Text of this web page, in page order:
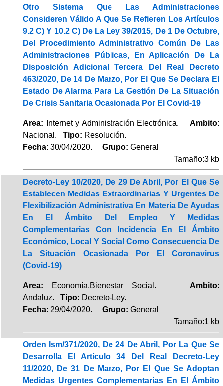
Otro Sistema Que Las Administraciones
Consideren Válido A Que Se Refieren Los Artículos
9.2 C) Y 10.2 C) De La Ley 39/2015, De 1 De Octubre,
Del Procedimiento Administrativo Común De Las
Administraciones Públicas, En Aplicación De La
Disposición Adicional Tercera Del Real Decreto
463/2020, De 14 De Marzo, Por El Que Se Declara El
Estado De Alarma Para La Gestión De La Situación
De Crisis Sanitaria Ocasionada Por El Covid-19
Area: Internet y Administración Electrónica. Ambito:
Nacional. Tipo: Resolución.
Fecha: 30/04/2020. Grupo: General
Tamaño:3 kb
Decreto-Ley 10/2020, De 29 De Abril, Por El Que Se
Establecen Medidas Extraordinarias Y Urgentes De
Flexibilización Administrativa En Materia De Ayudas
En El Ámbito Del Empleo Y Medidas
Complementarias Con Incidencia En El Ámbito
Económico, Local Y Social Como Consecuencia De
La Situación Ocasionada Por El Coronavirus
(Covid-19)
Area: Economía,Bienestar Social. Ambito:
Andaluz. Tipo: Decreto-Ley.
Fecha: 29/04/2020. Grupo: General
Tamaño:1 kb
Orden Ism/371/2020, De 24 De Abril, Por La Que Se
Desarrolla El Artículo 34 Del Real Decreto-Ley
11/2020, De 31 De Marzo, Por El Que Se Adoptan
Medidas Urgentes Complementarias En El Ámbito